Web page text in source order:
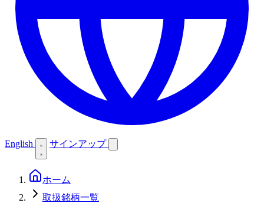
English サインアップ
ホーム
取扱銘柄一覧